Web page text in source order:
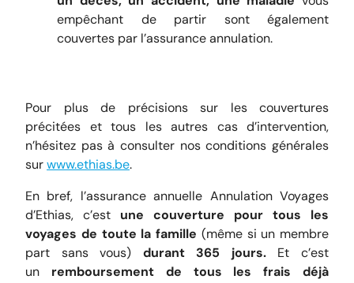
empêchant de partir sont également
couvertes par l’assurance annulation.
Pour plus de précisions sur les couvertures
précitées et tous les autres cas d’intervention,
n’hésitez pas à consulter nos conditions générales
surwww.ethias.be.
En bref, l’assurance annuelle Annulation Voyages
d’Ethias, c’est une couverture pour tous les
voyages de toute la famille (même si un membre
part sans vous) durant 365 jours.Et c’est
un remboursement de tous les frais déjà